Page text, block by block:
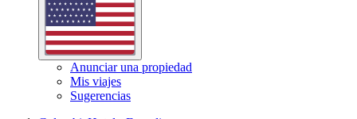
Anunciar una propiedad
Mis viajes
Sugerencias